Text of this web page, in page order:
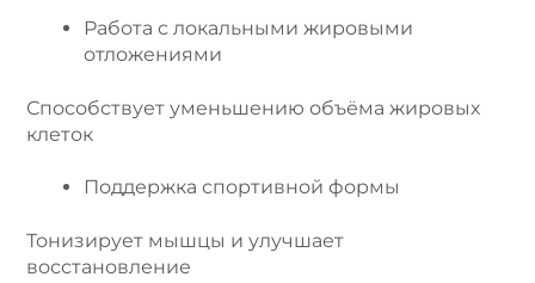
Работа с локальными жировыми
отложениями
Способствует уменьшению объёма жировых
клеток
Поддержка спортивной формы
Тонизирует мышцы и улучшает
восстановление